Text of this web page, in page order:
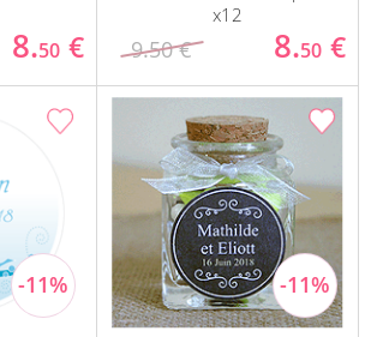
8.50 €
x12
9.50 € 8.50 €